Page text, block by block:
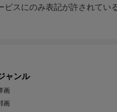
ビスにのみ表記が許されてい
ャンル
画
画